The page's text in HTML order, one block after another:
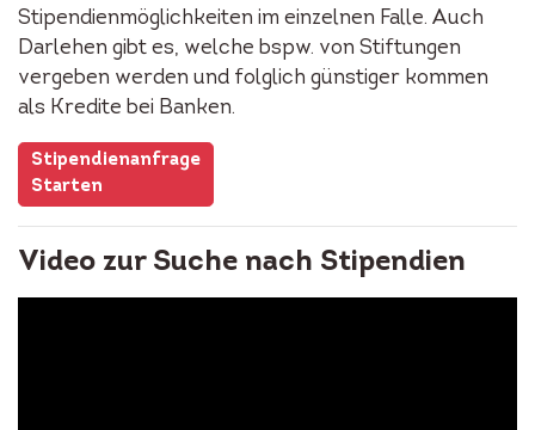
Stipendienmöglichkeiten im einzelnen Falle. Auch
Darlehen gibt es, welche bspw. von Stiftungen
vergeben werden und folglich günstiger kommen
als Kredite bei Banken.
Stipendienanfrage
Starten
Video zur Suche nach Stipendien